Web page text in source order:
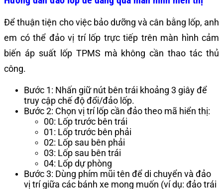
Để thuận tiện cho việc bảo dưỡng và cân bằng lốp, anh
em có thể đảo vị trí lốp trực tiếp trên màn hình cảm
biến áp suất lốp TPMS mà không cần thao tác thủ
công.
Bước 1: Nhấn giữ nút bên trái khoảng 3 giây để
truy cập chế độ đổi/đảo lốp.
Bước 2: Chọn vị trí lốp cần đảo theo mã hiển thị:
00: Lốp trước bên trái
01: Lốp trước bên phải
02: Lốp sau bên phải
03: Lốp sau bên trái
04: Lốp dự phòng
Bước 3: Dùng phím mũi tên để di chuyển và đảo
vị trí giữa các bánh xe mong muốn (ví dụ: đảo trái